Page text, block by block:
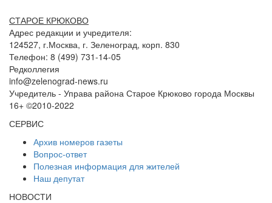
СТАРОЕ КРЮКОВО
Адрес редакции и учредителя:
124527, г.Москва, г. Зеленоград, корп. 830
Телефон: 8 (499) 731-14-05
Редколлегия
info@zelenograd-news.ru
Учредитель - Управа района Старое Крюково города Москвы
16+ ©2010-2022
СЕРВИС
Архив номеров газеты
Вопрос-ответ
Полезная информация для жителей
Наш депутат
НОВОСТИ